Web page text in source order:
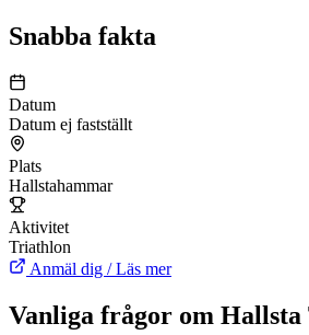
Snabba fakta
Datum
Datum ej fastställt
Plats
Hallstahammar
Aktivitet
Triathlon
Anmäl dig / Läs mer
Vanliga frågor om